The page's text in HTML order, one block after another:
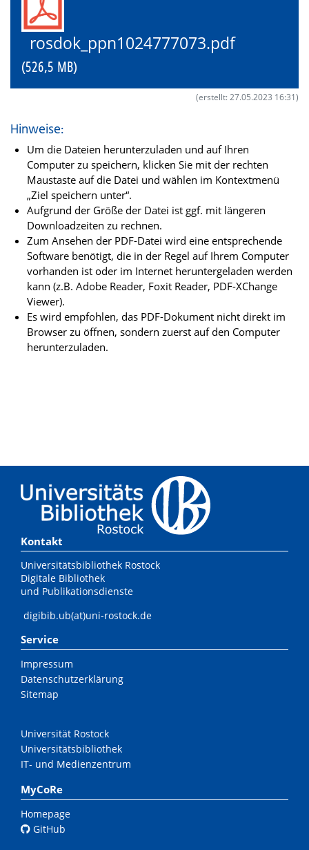
rosdok_ppn1024777073.pdf
(526,5 MB)
(erstellt: 27.05.2023 16:31)
Hinweise:
Um die Dateien herunterzuladen und auf Ihren
Computer zu speichern, klicken Sie mit der rechten
Maustaste auf die Datei und wählen im Kontextmenü
„Ziel speichern unter“.
Aufgrund der Größe der Datei ist ggf. mit längeren
Downloadzeiten zu rechnen.
Zum Ansehen der PDF-Datei wird eine entsprechende
Software benötigt, die in der Regel auf Ihrem Computer
vorhanden ist oder im Internet heruntergeladen werden
kann (z.B. Adobe Reader, Foxit Reader, PDF-XChange
Viewer).
Es wird empfohlen, das PDF-Dokument nicht direkt im
Browser zu öffnen, sondern zuerst auf den Computer
herunterzuladen.
Kontakt
Universitätsbibliothek Rostock
Digitale Bibliothek
und Publikationsdienste
digibib.ub(at)uni-rostock.de
Service
Impressum
Datenschutzerklärung
Sitemap
Universität Rostock
Universitätsbibliothek
IT- und Medienzentrum
MyCoRe
Homepage
GitHub